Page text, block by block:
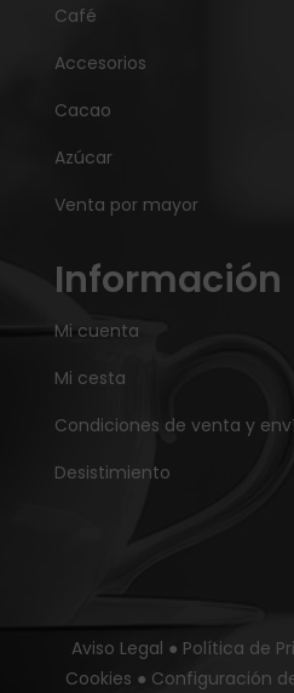
Café
Accesorios
Cacao
Azúcar
Venta por mayor
Información
Mi cuenta
Mi cesta
Condiciones de venta y
Desistimiento
Aviso Legal ● Política de
Cookies ● Configuración